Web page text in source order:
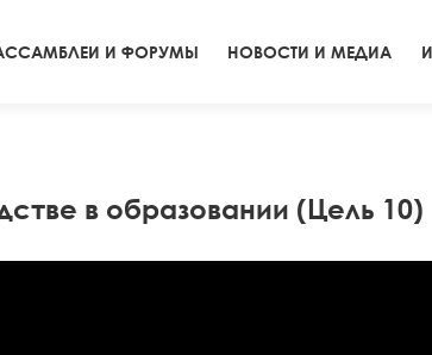
И ФОРУМЫ НОВОСТИ И МЕДИА
в образовании (Цель 10)